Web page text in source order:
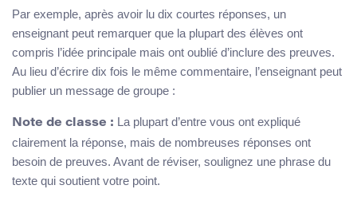
Par exemple, après avoir lu dix courtes réponses, un
enseignant peut remarquer que la plupart des élèves ont
compris l’idée principale mais ont oublié d’inclure des preuves.
Au lieu d’écrire dix fois le même commentaire, l’enseignant peut
publier un message de groupe :
Note de classe : La plupart d’entre vous ont expliqué
clairement la réponse, mais de nombreuses réponses ont
besoin de preuves. Avant de réviser, soulignez une phrase du
texte qui soutient votre point.